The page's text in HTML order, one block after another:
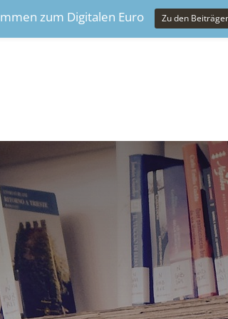
zum Digitalen Euro Zu den